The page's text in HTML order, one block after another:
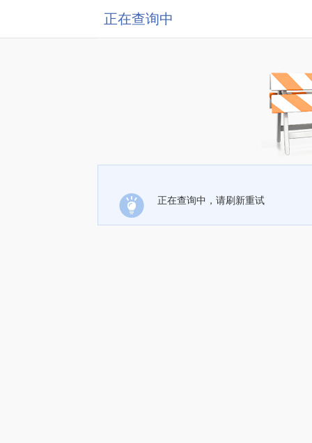
正在查询中
正在查询中，请刷新重试